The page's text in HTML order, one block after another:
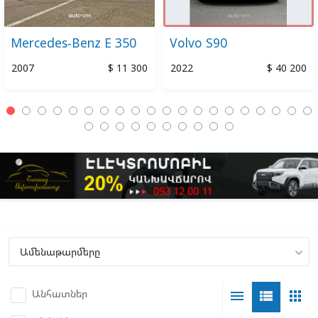
Mercedes-Benz E 350
2007 $ 11 300
Volvo S90
2022 $ 40 200
Անհատներ apps
view_list
menu